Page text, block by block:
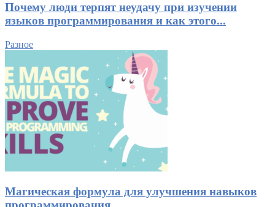
Почему люди терпят неудачу при изучении
языков программирования и как этого...
Разное
Магическая формула для улучшения навыков